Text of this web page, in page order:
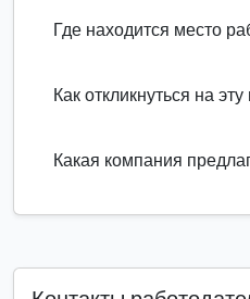
Где находится место
Как откликнуться на
Какая компания